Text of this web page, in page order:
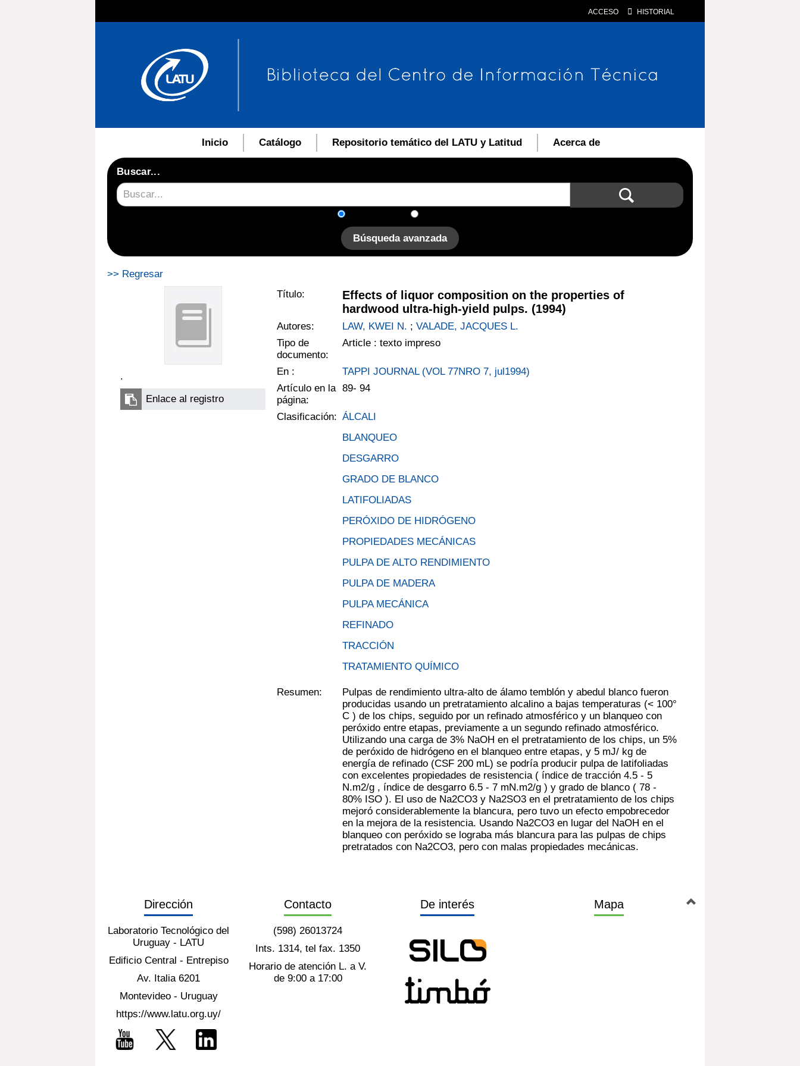
ACCESO HISTORIAL
Inicio Catálogo Repositorio temático del LATU y Latitud Acerca de
Buscar...
Búsqueda avanzada
>> Regresar
.
Enlace al registro
Título:
Effects of liquor composition on the properties of
hardwood ultra-high-yield pulps. (1994)
Autores: LAW, KWEI N. ;VALADE, JACQUES L.
Tipo de
documento:
Article : texto impreso
En :
TAPPI JOURNAL (VOL 77NRO 7, jul1994)
Artículo en la
página:
89- 94
Clasificación: ÁLCALI
BLANQUEO
DESGARRO
GRADO DE BLANCO
LATIFOLIADAS
PERÓXIDO DE HIDRÓGENO
PROPIEDADES MECÁNICAS
PULPA DE ALTO RENDIMIENTO
PULPA DE MADERA
PULPA MECÁNICA
REFINADO
TRACCIÓN
TRATAMIENTO QUÍMICO
Resumen:
Pulpas de rendimiento ultra-alto de álamo temblón y abedul blanco fueron
producidas usando un pretratamiento alcalino a bajas temperaturas (< 100°
C ) de los chips, seguido por un refinado atmosférico y un blanqueo con
peróxido entre etapas, previamente a un segundo refinado atmosférico.
Utilizando una carga de 3% NaOH en el pretratamiento de los chips, un 5%
de peróxido de hidrógeno en el blanqueo entre etapas, y 5 mJ/ kg de
energía de refinado (CSF 200 mL) se podría producir pulpa de latifoliadas
con excelentes propiedades de resistencia ( índice de tracción 4.5 - 5
N.m2/g , índice de desgarro 6.5 - 7 mN.m2/g ) y grado de blanco ( 78 -
80% ISO ). El uso de Na2CO3 y Na2SO3 en el pretratamiento de los chips
mejoró considerablemente la blancura, pero tuvo un efecto empobrecedor
en la mejora de la resistencia. Usando Na2CO3 en lugar del NaOH en el
blanqueo con peróxido se lograba más blancura para las pulpas de chips
pretratados con Na2CO3, pero con malas propiedades mecánicas.
Dirección
Laboratorio Tecnológico del
Uruguay - LATU
Edificio Central - Entrepiso
Av. Italia 6201
Montevideo - Uruguay
https://www.latu.org.uy/
Contacto
(598) 26013724
Ints. 1314, tel fax. 1350
Horario de atención L. a V.
de 9:00 a 17:00
De interés Mapa